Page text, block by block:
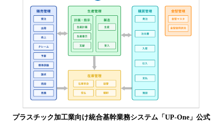
プラスチック加工業向け統合基幹業務システム「UP-One」公式